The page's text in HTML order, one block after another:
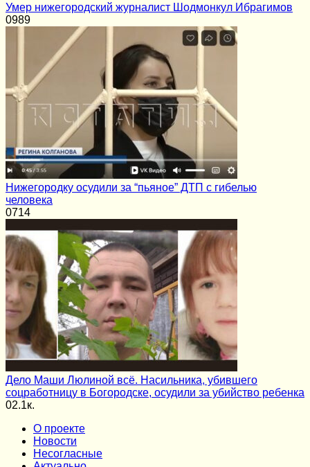
Умер нижегородский журналист Шодмонкул Ибрагимов
0989
Нижегородку осудили за “пьяное” ДТП с гибелью
человека
0714
Дело Маши Люлиной всё. Насильника, убившего
соцработницу в Богородске, осудили за убийство ребенка
02.1к.
О проекте
Новости
Несогласные